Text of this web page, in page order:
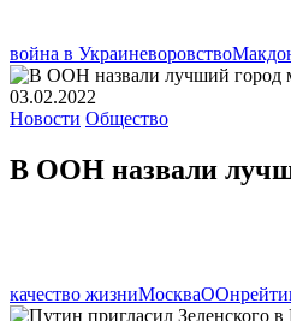
война в Украиневоровство
03.02.2022
Новости Общество
В ООН назвали
качество жизниМоскваООн